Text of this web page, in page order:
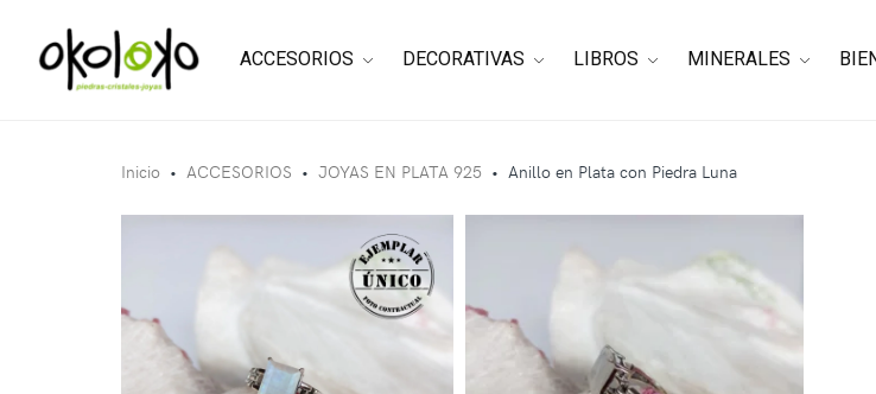
ACCESORIOS DECORATIVAS LIBROS MINERALES
Inicio • ACCESORIOS • JOYAS EN PLATA 925 • Anillo en Plata con Piedra Luna